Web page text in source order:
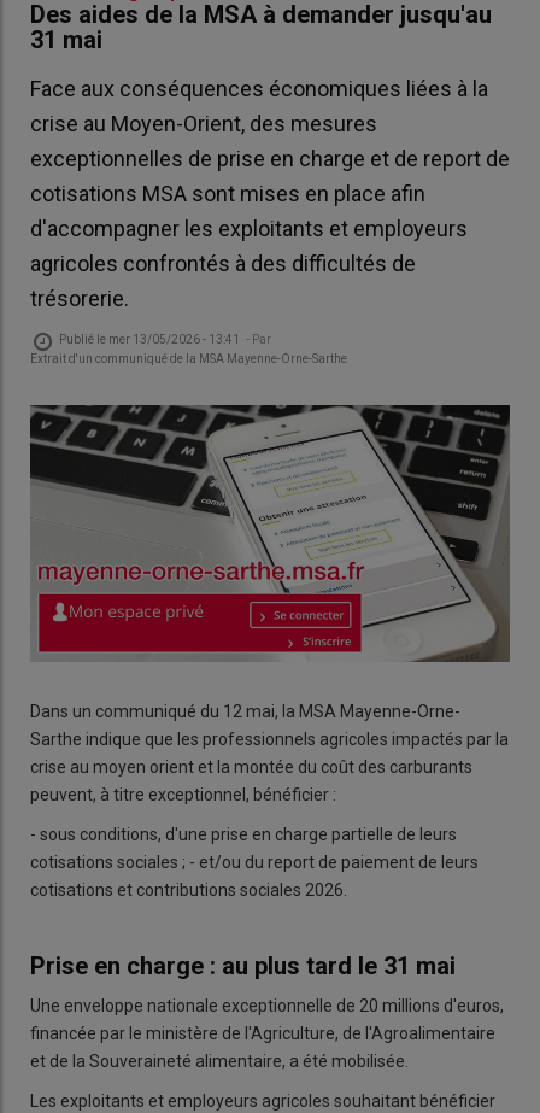
Des aides de la MSA à demander jusqu'au
31 mai
Face aux conséquences économiques liées à la
crise au Moyen-Orient, des mesures
exceptionnelles de prise en charge et de report de
cotisations MSA sont mises en place afin
d'accompagner les exploitants et employeurs
agricoles confrontés à des difficultés de
trésorerie.
Publié le mer 13/05/2026 - 13:41
- Par
Extrait d'un communiqué de la MSA Mayenne-Orne-Sarthe
Dans un communiqué du 12 mai, la MSA Mayenne-Orne-
Sarthe indique que les professionnels agricoles impactés par la
crise au moyen orient et la montée du coût des carburants
peuvent, à titre exceptionnel, bénéficier :
- sous conditions, d'une prise en charge partielle de leurs
cotisations sociales ; - et/ou du report de paiement de leurs
cotisations et contributions sociales 2026.
Prise en charge : au plus tard le 31 mai
Une enveloppe nationale exceptionnelle de 20 millions d'euros,
financée par le ministère de l'Agriculture, de l'Agroalimentaire
et de la Souveraineté alimentaire, a été mobilisée.
Les exploitants et employeurs agricoles souhaitant bénéficier